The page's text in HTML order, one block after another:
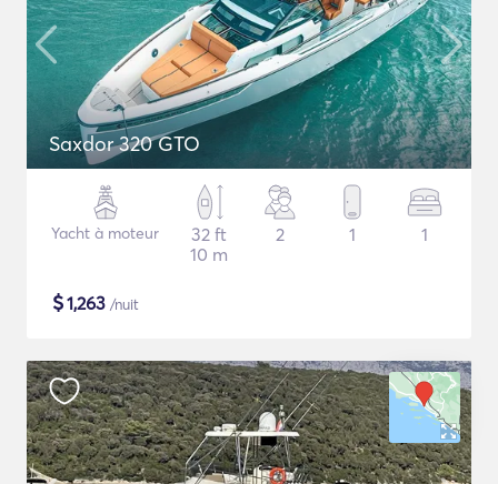
Saxdor 320 GTO
Yacht à moteur
32 ft
10 m
2 1 1
$1,263 /nuit